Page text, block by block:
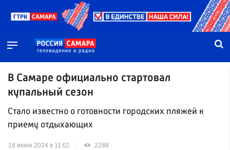
В Самаре официально стартовал
купальный сезон
Стало известно о готовности городских пляжей к
приему отдыхающих
18 июня 2024 в 11:02 2288